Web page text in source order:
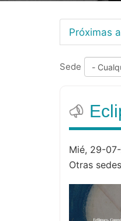
tabs
Próximas
Sede
Mié, 29-
Otras sedes